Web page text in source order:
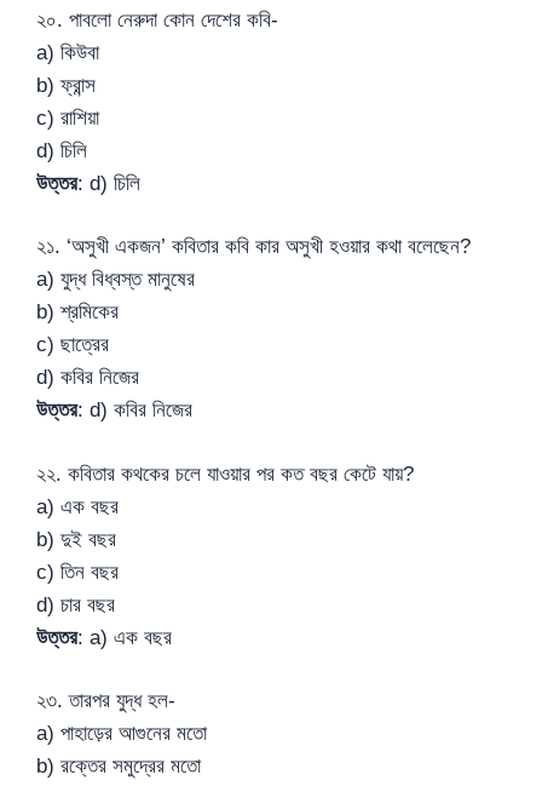
২০. পাবলো নেরুদা কোন দেশের কবি-
a) কিউবা
b) ফ্রান্স
c) রাশিয়া
d) চিলি
উত্তর: d) চিলি
২১. ‘অসুখী একজন’ কবিতার কবি কার অসুখী হওয়ার কথা বলেছেন?
a) যুদ্ধ বিধ্বস্ত মানুষের
b) শ্রমিকের
c) ছাত্রের
d) কবির নিজের
উত্তর: d) কবির নিজের
২২. কবিতার কথকের চলে যাওয়ার পর কত বছর কেটে যায়?
a) এক বছর
b) দুই বছর
c) তিন বছর
d) চার বছর
উত্তর: a) এক বছর
২৩. তারপর যুদ্ধ হল-
a) পাহাড়ের আগুনের মতো
b) রক্তের সমুদ্রের মতো